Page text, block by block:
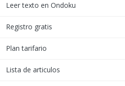
Leer texto en Ondoku
Registro gratis
Plan tarifario
Lista de articulos